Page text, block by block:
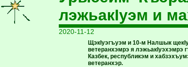
лэжьакIуэм и
2020-11-12
ЩэкIуэгъуэм и 10-м Налшык
ветеранхэмрэ я лэжьакIуэхэмрэ
Казбек, республикэм и
ветеранхэр.